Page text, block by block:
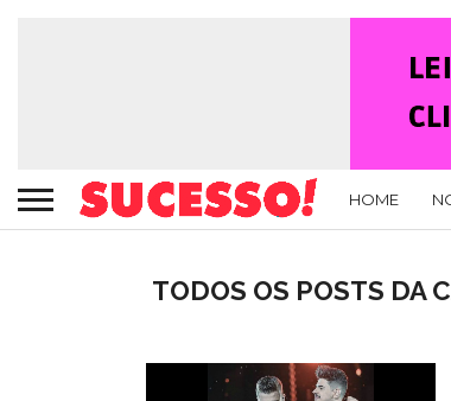
HOME
TODOS OS POSTS DA